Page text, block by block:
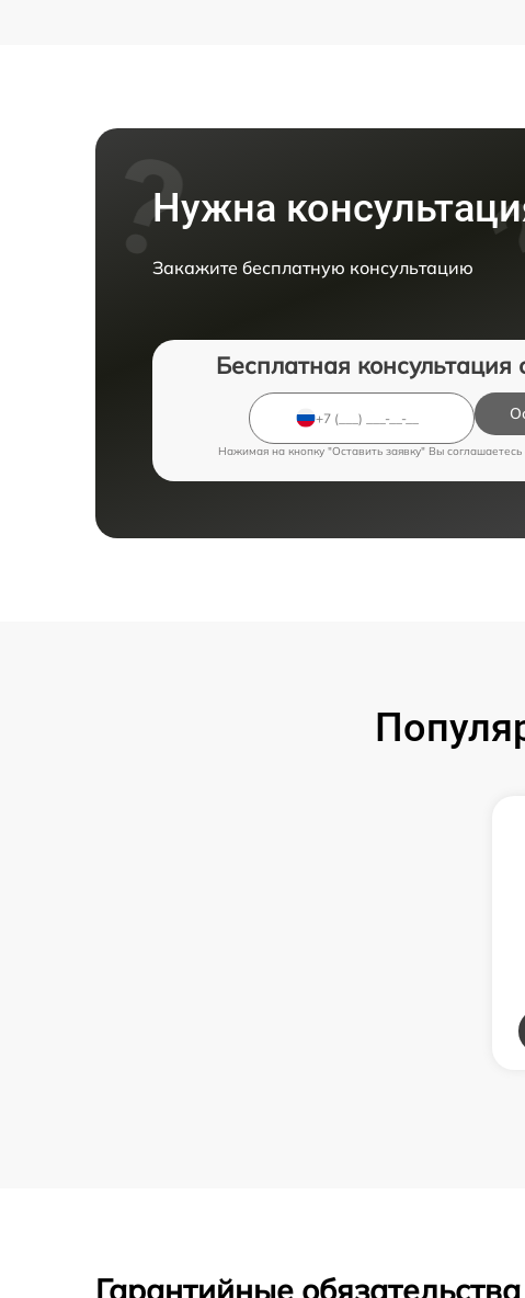
Нужна
Закажите бесплатную консультацию
Бесплатная консультация
Нажимая на кнопку "Оставить заявку" Вы соглашаетесь
Гарантийные